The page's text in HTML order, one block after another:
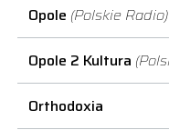
Opole (Polskie Radio)
Opole 2 Kultura
Orthodoxia